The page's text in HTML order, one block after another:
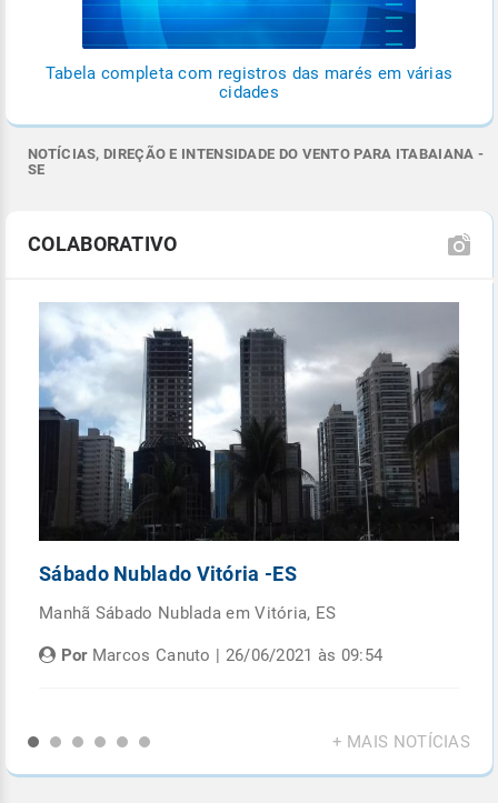
Tabela completa com registros das marés em várias
cidades
NOTÍCIAS, DIREÇÃO E INTENSIDADE DO VENTO PARA ITABAIANA -
SE
COLABORATIVO
Sábado Nublado Vitória -ES
Manhã Sábado Nublada em Vitória, ES
PorMarcos Canuto | 26/06/2021 às 09:54
+ MAIS NOTÍCIAS